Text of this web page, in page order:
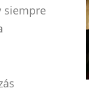
siempre